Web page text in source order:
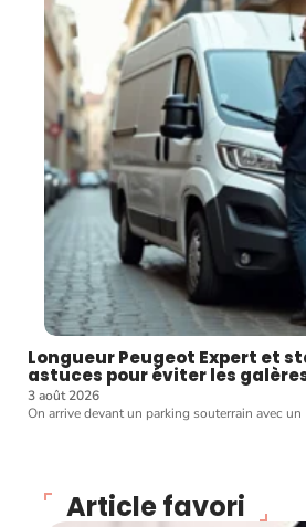
Longueur Peugeot Expert et
astuces pour éviter les
3 août 2026
On arrive devant un parking souterrain avec
Article favori